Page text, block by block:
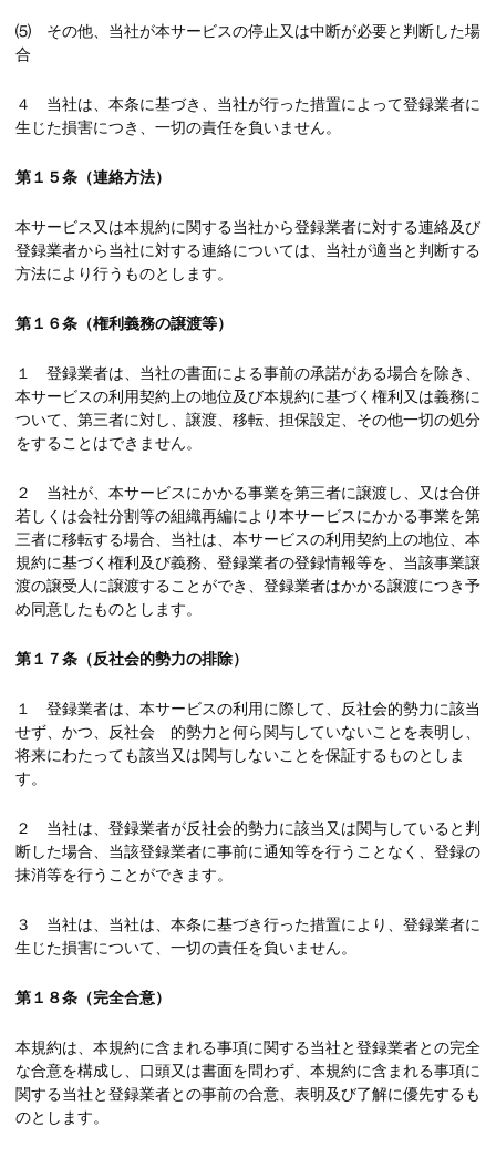
⑸ その他、当社が本サービスの停止又は中断が必要と判断した場
合
４ 当社は、本条に基づき、当社が行った措置によって登録業者に
生じた損害につき、一切の責任を負いません。
第１５条（連絡方法）
本サービス又は本規約に関する当社から登録業者に対する連絡及び
登録業者から当社に対する連絡については、当社が適当と判断する
方法により行うものとします。
第１６条（権利義務の譲渡等）
１ 登録業者は、当社の書面による事前の承諾がある場合を除き、
本サービスの利用契約上の地位及び本規約に基づく権利又は義務に
ついて、第三者に対し、譲渡、移転、担保設定、その他一切の処分
をすることはできません。
２ 当社が、本サービスにかかる事業を第三者に譲渡し、又は合併
若しくは会社分割等の組織再編により本サービスにかかる事業を第
三者に移転する場合、当社は、本サービスの利用契約上の地位、本
規約に基づく権利及び義務、登録業者の登録情報等を、当該事業譲
渡の譲受人に譲渡することができ、登録業者はかかる譲渡につき予
め同意したものとします。
第１７条（反社会的勢力の排除）
１ 登録業者は、本サービスの利用に際して、反社会的勢力に該当
せず、かつ、反社会 的勢力と何ら関与していないことを表明し、
将来にわたっても該当又は関与しないことを保証するものとしま
す。
２ 当社は、登録業者が反社会的勢力に該当又は関与していると判
断した場合、当該登録業者に事前に通知等を行うことなく、登録の
抹消等を行うことができます。
３ 当社は、当社は、本条に基づき行った措置により、登録業者に
生じた損害について、一切の責任を負いません。
第１８条（完全合意）
本規約は、本規約に含まれる事項に関する当社と登録業者との完全
な合意を構成し、口頭又は書面を問わず、本規約に含まれる事項に
関する当社と登録業者との事前の合意、表明及び了解に優先するも
のとします。